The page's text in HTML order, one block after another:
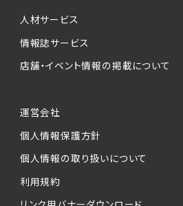
人材サービス
情報誌サービス
店舗・イベント情報の掲載について
運営会社
個人情報保護方針
個人情報の取り扱いについて
利用規約